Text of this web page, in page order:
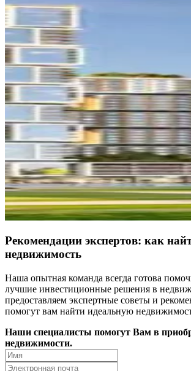
Рекомендации экспертов: как
недвижимость
Наша опытная команда всегда готова
лучшие инвестиционные решения в
предоставляем экспертные советы и
помогут вам найти идеальную
Наши специалисты помогут Вам в
недвижимости.